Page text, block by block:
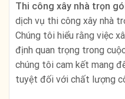
Thi công xây nhà trọn
dịch vụ thi công xây nhà
Chúng tôi hiểu rằng việc
định quan trọng trong
chúng tôi cam kết mang
tuyệt đối với chất lượng